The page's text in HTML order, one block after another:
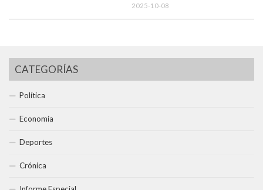
2025-10-08
CATEGORÍAS
Política
Economía
Deportes
Crónica